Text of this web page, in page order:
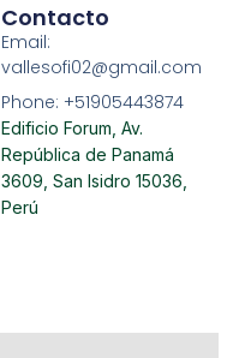
Contacto
Email:
vallesofi02@gmail.com
Phone: +51905443874
Edificio Forum, Av.
República de Panamá
3609, San Isidro 15036,
Perú